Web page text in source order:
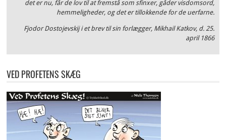
det er nu, får de lov til at fremstå som sfinxer, gåder visdomsord,
hemmeligheder, og det er tillokkende for de uerfarne.
Fjodor Dostojevskij i et brev til sin forlægger, Mikhail Katkov, d. 25.
april 1866
VED PROFETENS SKÆG